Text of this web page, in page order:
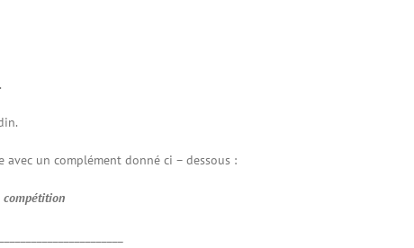
un complément donné ci – dessous :
compétition